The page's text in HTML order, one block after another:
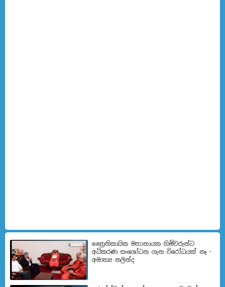
ත්‍රෛනිකායික මහානායක හිමිවරුන්ට
අධිකරණ සංශෝධන ගැන විරෝධයක් නෑ -
අමාත්‍ය නලින්ද